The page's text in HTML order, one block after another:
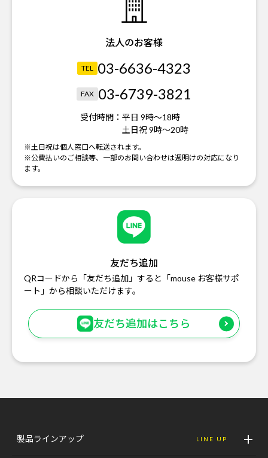
法人のお客様
TEL 03-6636-4323
FAX 03-6739-3821
受付時間： 平日 9時～18時
土日祝 9時～20時
※土日祝は個人窓口へ転送されます。
※公費払いのご相談等、一部のお問い合わせは週明けの対応になり
ます。
友だち追加
QRコードから「友だち追加」すると「mouse お客様サポ
ート」から相談いただけます。
友だち追加はこちら
製品ラインアップ LINE UP